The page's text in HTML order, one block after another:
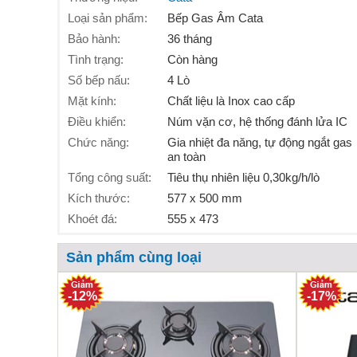
Loại sản phẩm:
Bếp Gas Âm Cata
Bảo hành:
36 tháng
Tình trạng:
Còn hàng
Số bếp nấu:
4 Lò
Mặt kính:
Chất liệu là Inox cao cấp
Điều khiển:
Núm vặn cơ, hệ thống đánh lửa IC
Chức năng:
Gia nhiệt đa năng, tự động ngắt gas
an toàn
Tổng công suất:
Tiêu thụ nhiên liệu 0,30kg/h/lò
Kích thước:
577 x 500 mm
Khoét đá:
555 x 473
Sản phẩm cùng loại
-12% -17%